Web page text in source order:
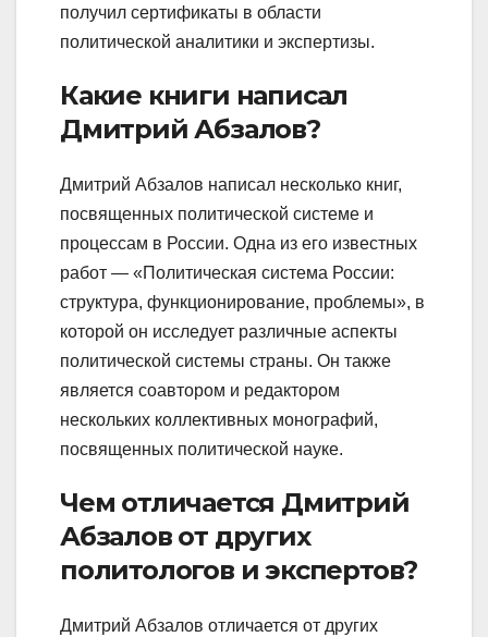
получил сертификаты в области
политической аналитики и экспертизы.
Какие книги написал
Дмитрий Абзалов?
Дмитрий Абзалов написал несколько книг,
посвященных политической системе и
процессам в России. Одна из его известных
работ — «Политическая система России:
структура, функционирование, проблемы», в
которой он исследует различные аспекты
политической системы страны. Он также
является соавтором и редактором
нескольких коллективных монографий,
посвященных политической науке.
Чем отличается Дмитрий
Абзалов от других
политологов и экспертов?
Дмитрий Абзалов отличается от других